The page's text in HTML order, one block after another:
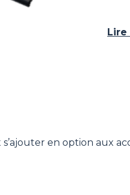
Lire
en option aux